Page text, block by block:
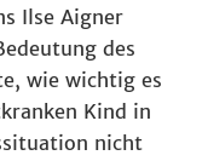
Ilse Aigner
des
wie wichtig es
Kind in
nicht